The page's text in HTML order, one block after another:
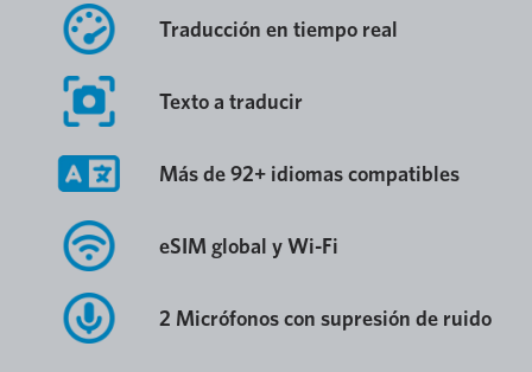
Traducción en tiempo real
Texto a traducir
Más de 92+ idiomas compatibles
eSIM global y Wi-Fi
2 Micrófonos con supresión de ruido